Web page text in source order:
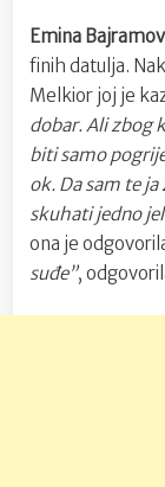
Emina
finih datulja.
Melkior joj je
dobar. Ali zbog
biti samo
ok. Da sam te
skuhati jedno
ona je
suđe”,